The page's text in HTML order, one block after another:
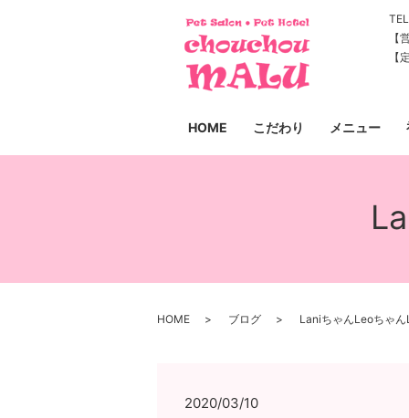
【
【
HOME こだわり メニュー
HOME ブログ LaniちゃんLeoちゃ
2020/03/10